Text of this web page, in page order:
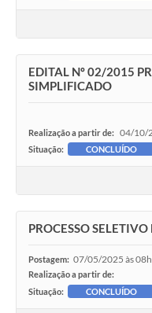
EDITAL Nº 02/2015
SIMPLIFICADO
Realização a partir de: 04/10/
Situação: CONCLUÍDO
PROCESSO
Postagem: 07/05/2025 às
Realização a partir de:
Situação:
CONCLUÍDO